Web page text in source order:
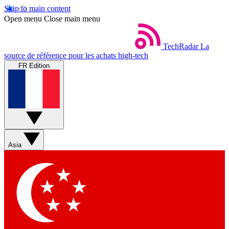
Skip to main content
Open menu Close main menu
TechRadar La
source de référence pour les achats high-tech
FR Edition
Asia